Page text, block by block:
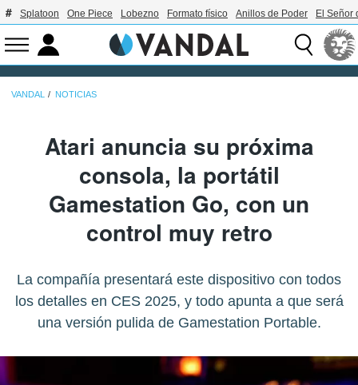
Splatoon One Piece Lobezno Formato físico Anillos de Poder El Señor
VANDAL NOTICIAS
Atari anuncia su próxima
consola, la portátil
Gamestation Go, con un
control muy retro
La compañía presentará este dispositivo con todos
los detalles en CES 2025, y todo apunta a que será
una versión pulida de Gamestation Portable.